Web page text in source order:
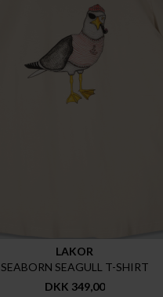
LAKOR
SEABORN SEAGULL T-SHIRT
DKK 349,00